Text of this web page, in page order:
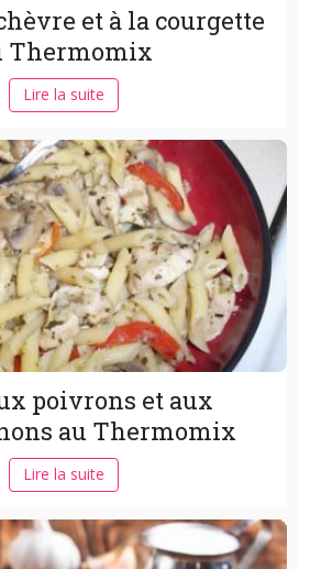
et à la courgette
Thermomix
Lire la suite
poivrons et aux
au Thermomix
Lire la suite